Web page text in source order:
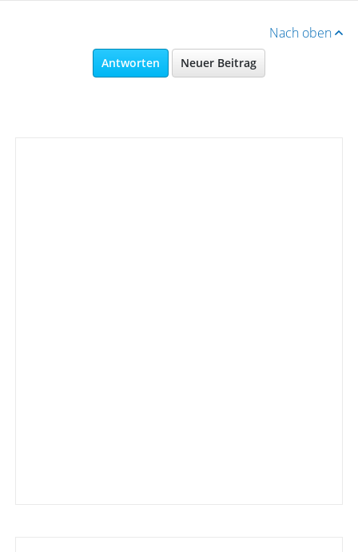
Nach oben
Antworten Neuer Beitrag